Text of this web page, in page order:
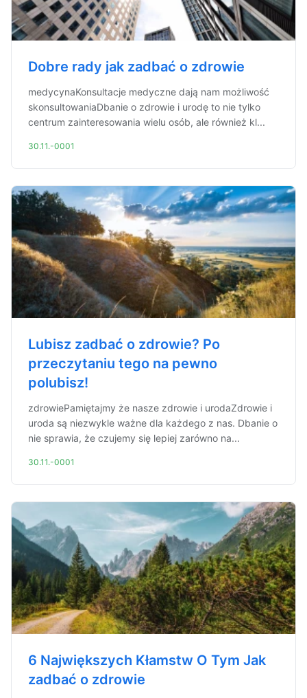
Dobre rady jak zadbać o zdrowie
medycynaKonsultacje medyczne dają nam możliwość
skonsultowaniaDbanie o zdrowie i urodę to nie tylko
centrum zainteresowania wielu osób, ale również kl...
30.11.-0001
Lubisz zadbać o zdrowie? Po
przeczytaniu tego na pewno
polubisz!
zdrowiePamiętajmy że nasze zdrowie i urodaZdrowie i
uroda są niezwykle ważne dla każdego z nas. Dbanie o
nie sprawia, że czujemy się lepiej zarówno na...
30.11.-0001
6 Największych Kłamstw O Tym Jak
zadbać o zdrowie